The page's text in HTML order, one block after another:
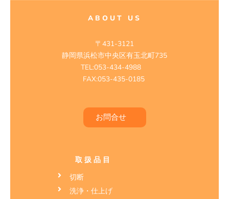
ABOUT US
〒431-3121
静岡県浜松市中央区有玉北町735
TEL:053-434-4988
FAX:053-435-0185
お問合せ
取扱品目
切断
洗浄・仕上げ